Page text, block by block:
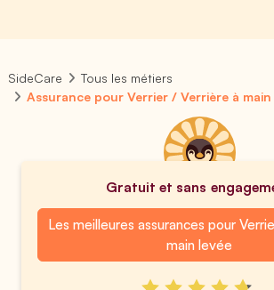
SideCare
Tous les métiers
Assurance pour Verrier / Verrière à main
Gratuit et sans
Les meilleures assurances pour
main levée